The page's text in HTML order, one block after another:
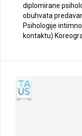
diplomirane
obuhvata
Psihologije
kontaktu)